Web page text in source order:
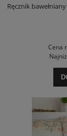
Ręcznik
Cena